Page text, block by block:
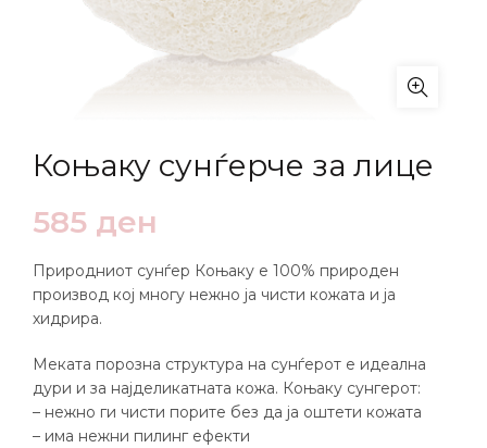
Коњаку сунѓерче за лице
585 ден
Природниот сунѓер Коњаку е 100% природен
производ кој многу нежно ја чисти кожата и ја
хидрира.
Меката порозна структура на сунѓерот е идеална
дури и за најделикатната кожа. Коњаку сунгерот:
– нежно ги чисти порите без да ја оштети кожата
– има нежни пилинг ефекти